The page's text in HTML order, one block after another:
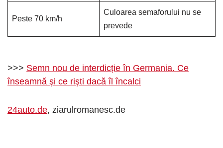
Peste 70 km/h
Culoarea semaforului nu se
prevede
>>> Semn nou de interdicție în Germania. Ce
înseamnă şi ce rişti dacă îl încalci
24auto.de, ziarulromanesc.de